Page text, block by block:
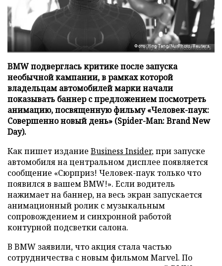
Фото: Ying Tang/NurPhoto/Reuters
BMW подверглась критике после запуска
необычной кампании, в рамках которой
владельцам автомобилей марки начали
показывать баннер с предложением посмотреть
анимацию, посвященную фильму «Человек-паук:
Совершенно новый день» (Spider-Man: Brand New
Day).
Как пишет издание Business Insider, при запуске
автомобиля на центральном дисплее появляется
сообщение «Сюрприз! Человек-паук только что
появился в вашем BMW!». Если водитель
нажимает на баннер, на весь экран запускается
анимационный ролик с музыкальным
сопровождением и синхронной работой
контурной подсветки салона.
В BMW заявили, что акция стала частью
сотрудничества с новым фильмом Marvel. По